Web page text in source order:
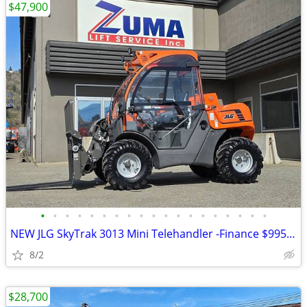
• • • • • • • • • • • • • • • • • • •
NEW JLG SkyTrak 3013 Mini Telehandler -Finance $995 Per Mo*
8/2
$47,900
$28,700